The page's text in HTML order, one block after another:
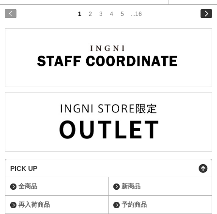
1 2 3 4 5 ...16
PICK UP
全商品 新商品
再入荷商品 予約商品